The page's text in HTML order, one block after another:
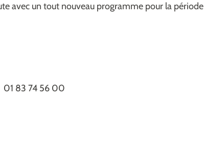
avec un tout nouveau programme pour la période
01 83 74 56 00